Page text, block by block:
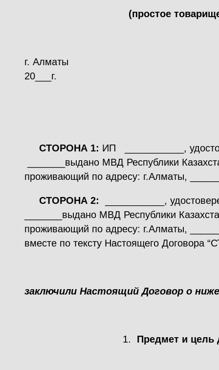
(простое
г. Алматы
20___г.
СТОРОНА 1: ИП ___________,
_______выдано МВД Республики
проживающий по адресу: г.Алматы,
СТОРОНА 2: ___________,
_______выдано МВД Республики
проживающий по адресу: г.Алматы,
вместе по тексту Настоящего Договора
заключили Настоящий Договор о
1. Предмет и цель